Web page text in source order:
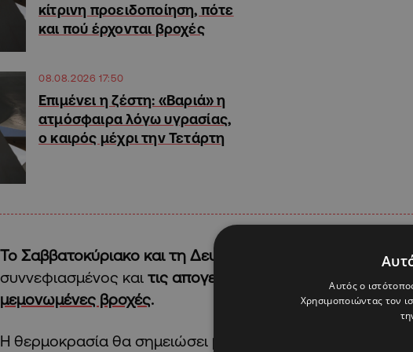
κίτρινη προειδοποίηση, πότε
και πού έρχονται βροχές
08.08.2026 17:50
Επιμένει η ζέστη: «Βαριά» η
ατμόσφαιρα λόγω υγρασίας,
ο καιρός μέχρι την Τετάρτη
Το Σαββατοκύριακο και τη Δευτέρα
ο καιρός θα είναι
συννεφιασμένος και τις απογευματινές ώρες αναμένονται
μεμονωμένες βροχές.
Η θερμοκρασία θα σημειώσει μικρή άνοδο το Σάββατο
,
Αυτός ο
Χρησιμοποιώντας τον